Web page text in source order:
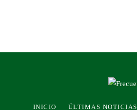
INICIO ÚLTIMAS NOTICIAS